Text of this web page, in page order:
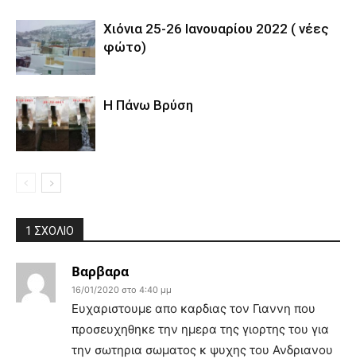
Χιόνια 25-26 Ιανουαρίου 2022 ( νέες
φώτο)
Η Πάνω Βρύση
1 ΣΧΟΛΙΟ
Βαρβαρα
16/01/2020 στο 4:40 μμ
Ευχαριστουμε απο καρδιας τον Γιαννη που
προσευχηθηκε την ημερα της γιορτης του για
την σωτηρια σωματος κ ψυχης του Ανδριανου